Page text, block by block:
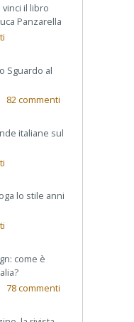
il libro
Panzarella
Sguardo al
82commenti
italiane sul
lo stile anni
come è
78commenti